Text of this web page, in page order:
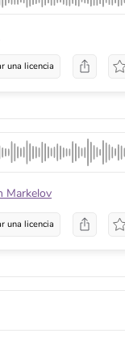
una licencia
Markelov
una licencia